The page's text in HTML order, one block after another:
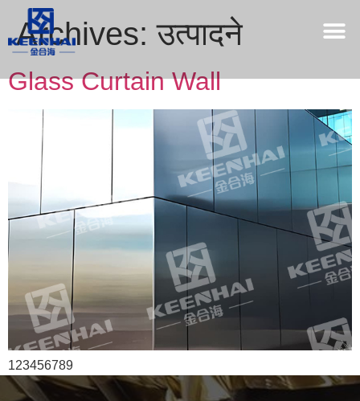
Archives:उत्पादने
Glass Curtain Wall
123456789